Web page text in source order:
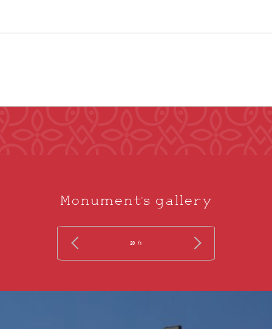
Monument's gallery
1
/ 20